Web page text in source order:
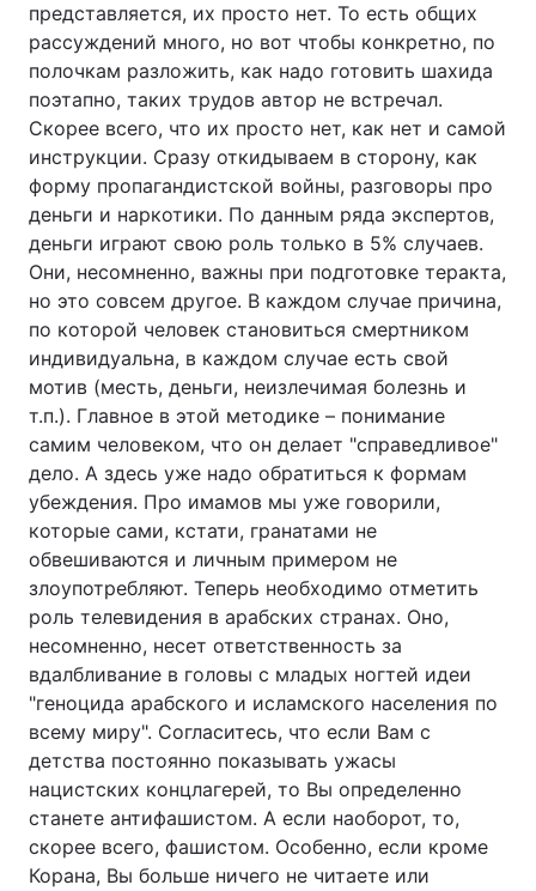
представляется, их просто нет. То есть общих
рассуждений много, но вот чтобы конкретно, по
полочкам разложить, как надо готовить шахида
поэтапно, таких трудов автор не встречал.
Скорее всего, что их просто нет, как нет и самой
инструкции. Сразу откидываем в сторону, как
форму пропагандистской войны, разговоры про
деньги и наркотики. По данным ряда экспертов,
деньги играют свою роль только в 5% случаев.
Они, несомненно, важны при подготовке теракта,
но это совсем другое. В каждом случае причина,
по которой человек становиться смертником
индивидуальна, в каждом случае есть свой
мотив (месть, деньги, неизлечимая болезнь и
т.п.). Главное в этой методике – понимание
самим человеком, что он делает "справедливое"
дело. А здесь уже надо обратиться к формам
убеждения. Про имамов мы уже говорили,
которые сами, кстати, гранатами не
обвешиваются и личным примером не
злоупотребляют. Теперь необходимо отметить
роль телевидения в арабских странах. Оно,
несомненно, несет ответственность за
вдалбливание в головы с младых ногтей идеи
"геноцида арабского и исламского населения по
всему миру". Согласитесь, что если Вам с
детства постоянно показывать ужасы
нацистских концлагерей, то Вы определенно
станете антифашистом. А если наоборот, то,
скорее всего, фашистом. Особенно, если кроме
Корана, Вы больше ничего не читаете или